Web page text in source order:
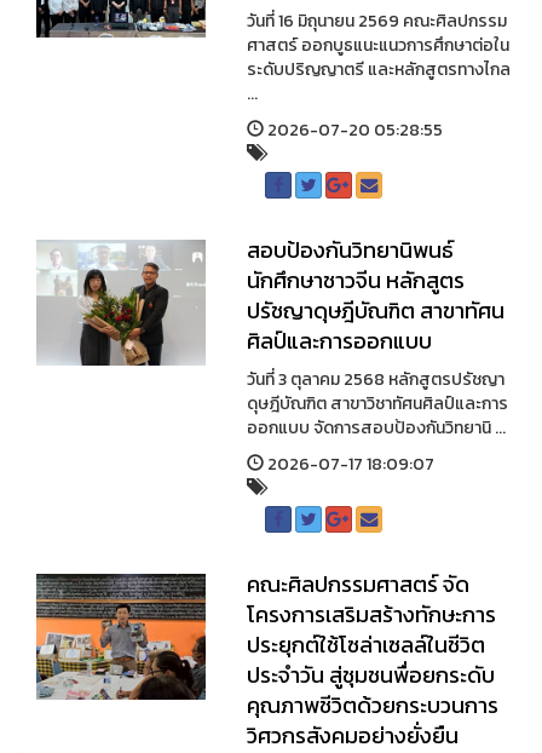
วันที่ 16 มิถุนายน 2569 คณะศิลปกรรม
ศาสตร์ ออกบูธแนะแนวการศึกษาต่อใน
ระดับปริญญาตรี และหลักสูตรทางไกล
...
2026-07-20 05:28:55
สอบป้องกันวิทยานิพนธ์
นักศึกษาชาวจีน หลักสูตร
ปรัชญาดุษฎีบัณฑิต สาขาทัศน
ศิลป์และการออกแบบ
วันที่ 3 ตุลาคม 2568 หลักสูตรปรัชญา
ดุษฎีบัณฑิต สาขาวิชาทัศนศิลป์และการ
ออกแบบ จัดการสอบป้องกันวิทยานิ ...
2026-07-17 18:09:07
คณะศิลปกรรมศาสตร์ จัด
โครงการเสริมสร้างทักษะการ
ประยุกต์ใช้โซล่าเซลล์ในชีวิต
ประจำวัน สู่ชุมชนพื่อยกระดับ
คุณภาพชีวิตด้วยกระบวนการ
วิศวกรสังคมอย่างยั่งยืน